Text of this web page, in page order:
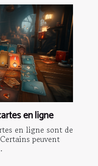
en ligne
en ligne sont de
peuvent